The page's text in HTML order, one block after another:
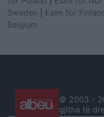
Sweden
Esim for
Belgium
© 2003 -
gjitha të